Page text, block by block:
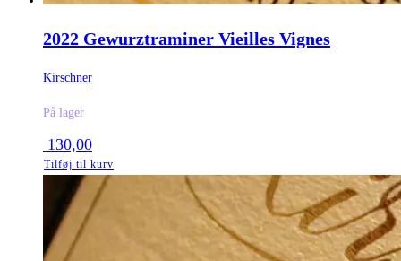
2022 Gewurztraminer Vieilles Vignes
Kirschner
På lager
130,00
Tilføj til kurv